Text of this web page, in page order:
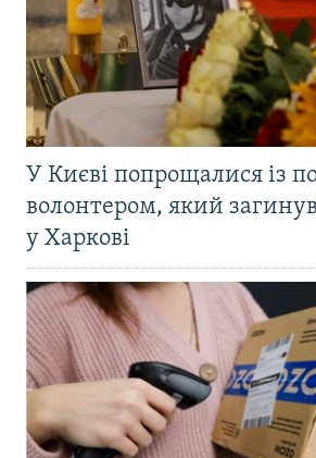
У Києві попрощалися із
волонтером, який
у Харкові